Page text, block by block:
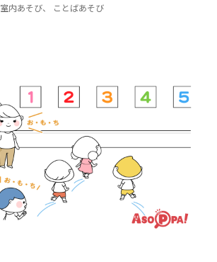
室内あそび
ことばあそび